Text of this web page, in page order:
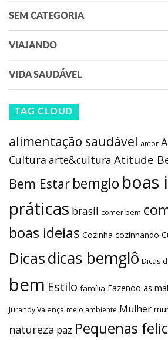
SEM CATEGORIA
VIAJANDO
VIDA SAUDÁVEL
TAG CLOUD
alimentação saudável amor
Cultura arte&cultura Atitude
Bem Estar bemglo boas
práticas brasil comer bem
boas ideias Cozinha cozinhando
Dicasdicas bemglô Dicas
bem Estilo família Fazendo as
Jurandy Valença meio ambiente Mulher
natureza paz Pequenas